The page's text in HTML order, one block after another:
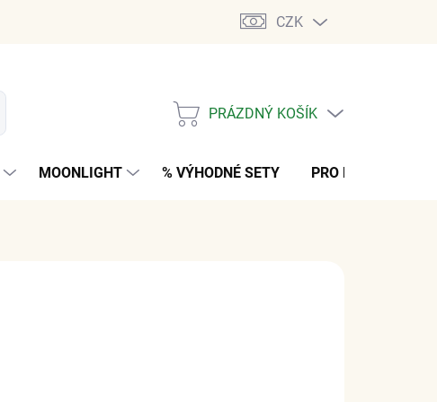
CZK
NÁKUPNÍ
PRÁZDNÝ KOŠÍK
MOONLIGHT % VÝHODNÉ SETY PRO MUŽE